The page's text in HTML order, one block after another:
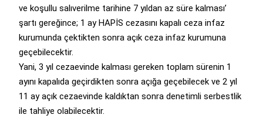
ve koşullu salıverilme tarihine 7 yıldan az süre kalması’
şartı gereğince; 1 ay HAPİS cezasını kapalı ceza infaz
kurumunda çektikten sonra açık ceza infaz kurumuna
geçebilecektir.
Yani, 3 yıl cezaevinde kalması gereken toplam sürenin 1
ayını kapalıda geçirdikten sonra açığa geçebilecek ve 2 yıl
11 ay açık cezaevinde kaldıktan sonra denetimli serbestlik
ile tahliye olabilecektir.